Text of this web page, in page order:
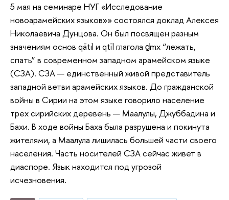
5 мая на семинаре НУГ «Исследование
новоарамейских языков»» состоялся доклад Алексея
Николаевича Дунцова. Он был посвящен разным
значениям основ qātil и qtīl глагола ḏmx “лежать,
спать” в современном западном арамейском языке
(СЗА). СЗА — единственный живой представитель
западной ветви арамейских языков. До гражданской
войны в Сирии на этом языке говорило население
трех сирийских деревень — Маалулы, Джуббадина и
Бахи. В ходе войны Баха была разрушена и покинута
жителями, а Маалула лишилась большей части своего
населения. Часть носителей СЗА сейчас живет в
диаспоре. Язык находится под угрозой
исчезновения.